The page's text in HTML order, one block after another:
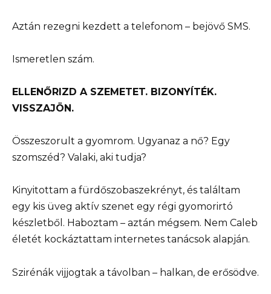
Aztán rezegni kezdett a telefonom – bejövő SMS.
Ismeretlen szám.
ELLENŐRIZD A SZEMETET. BIZONYÍTÉK.
VISSZAJÖN.
Összeszorult a gyomrom. Ugyanaz a nő? Egy
szomszéd? Valaki, aki tudja?
Kinyitottam a fürdőszobaszekrényt, és találtam
egy kis üveg aktív szenet egy régi gyomorirtó
készletből. Haboztam – aztán mégsem. Nem Caleb
életét kockáztattam internetes tanácsok alapján.
Szirénák vijjogtak a távolban – halkan, de erősödve.